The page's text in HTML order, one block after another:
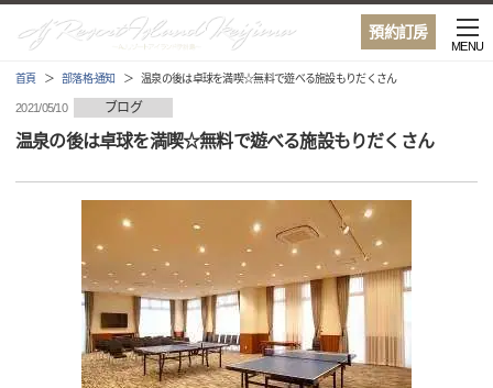
預約訂房
MENU
首頁 部落格·通知 温泉の後は卓球を満喫☆無料で遊べる施設もりだくさん
2021/05/10 ブログ
温泉の後は卓球を満喫☆無料で遊べる施設もりだくさん